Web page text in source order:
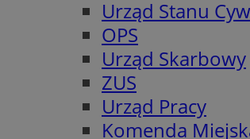
Urząd Stanu
OPS
Urząd Skarbowy
ZUS
Urząd Pracy
Komenda